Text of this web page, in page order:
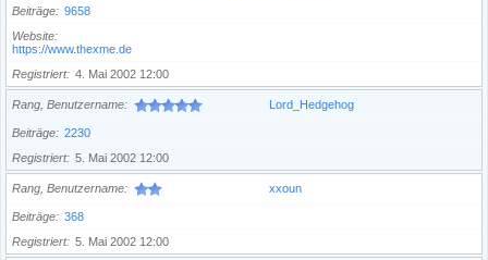
Beiträge
9658
Website
https://www.thexme.de
Registriert
4. Mai 2002 12:00
Rang, Benutzername Lord_Hedgehog
Beiträge
2230
Registriert
5. Mai 2002 12:00
Rang, Benutzername xxoun
Beiträge
368
Registriert
5. Mai 2002 12:00